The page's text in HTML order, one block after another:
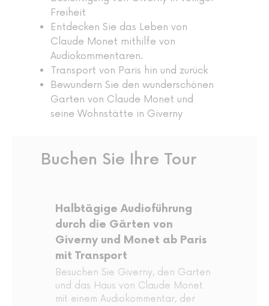
Freiheit
Entdecken Sie das Leben von
Claude Monet mithilfe von
Audiokommentaren.
Transport von Paris hin und zurück
Bewundern Sie den wunderschönen
Garten von Claude Monet und
seine Wohnstätte in Giverny
Buchen Sie Ihre Tour
Halbtägige Audioführung
durch die Gärten von
Giverny und Monet ab Paris
mit Transport
Besuchen Sie Giverny, den Garten
und das Haus von Claude Monet
mit einem Audiokommentar, der